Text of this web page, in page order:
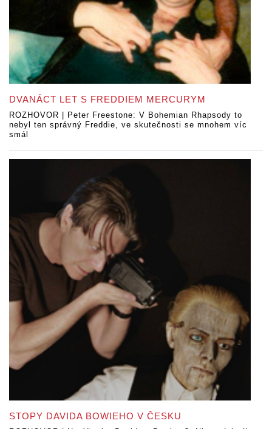
DVANÁCT LET S FREDDIEM MERCURYM
ROZHOVOR | Peter Freestone: V Bohemian Rhapsody to
nebyl ten správný Freddie, ve skutečnosti se mnohem víc
smál
STOPY DAVIDA BOWIEHO V ČESKU